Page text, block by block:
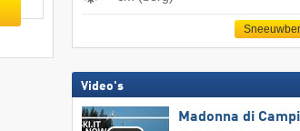
Video's
Madonna di